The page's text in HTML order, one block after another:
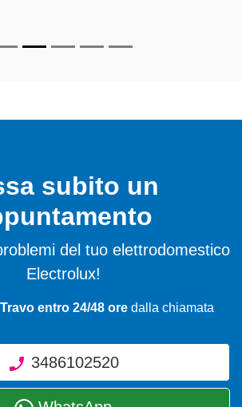
subito un
del tuo elettrodomestico
Electrolux!
entro 24/48 oredalla chiamata
3486102520